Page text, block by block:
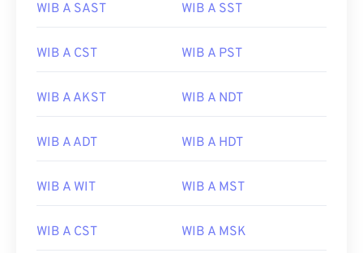
WIB A SAST WIB A SST
WIB A CST WIB A PST
WIB A AKST WIB A NDT
WIB A ADT WIB A HDT
WIB A WIT WIB A MST
WIB A CST WIB A MSK